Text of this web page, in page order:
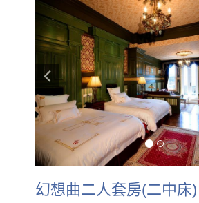
準。
※ 本訂房不得與其它優惠專案合併使
※ 持住宿券之貴賓請來電049-
※ 於老英格蘭莊園拍攝婚紗需另支付
事先來電或來信service@s-
攝採每日限量預約管制。
● 線上訂房無核銷國旅卡，欲使用國
為了維護住宿環境的寧靜與安全，本
成入住的房客使用。
·非住宿訪客恕不開放入內參觀或使用
·若有親友需於入住期間來訪，請事先
定辦理登記。（會客僅限於大廳）
幻想曲二人套房(二中床)